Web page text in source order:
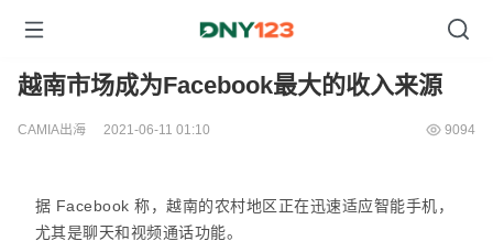
越南市场成为Facebook最大的收入来源
CAMIA出海 2021-06-11 01:10 9094
据 Facebook 称，越南的农村地区正在迅速适应智能手机，
尤其是聊天和视频通话功能。